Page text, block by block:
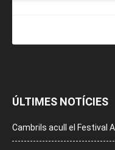
ÚLTIMES NOTÍCIES
Cambrils acull el Festival